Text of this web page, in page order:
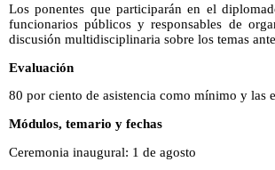
Los ponentes que participarán en el
funcionarios públicos y responsables de
discusión multidisciplinaria sobre los temas
Evaluación
80 por ciento de asistencia como mínimo y las
Módulos, temario y fechas
Ceremonia inaugural: 1 de agosto